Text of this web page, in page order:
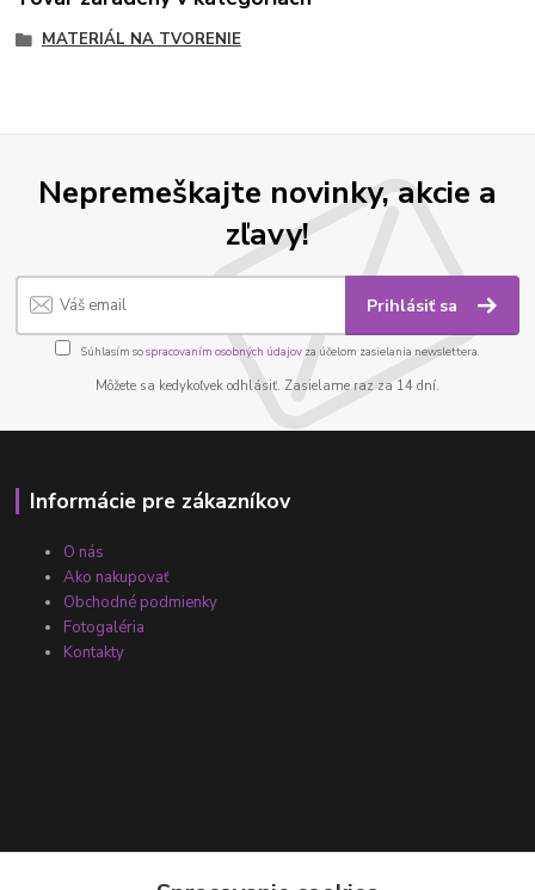
MATERIÁL NA TVORENIE
Nepremeškajte novinky, akcie a
zľavy!
Prihlásiť sa
Súhlasím sospracovaním osobných údajov za účelom zasielania newslettera.
Môžete sa kedykoľvek odhlásiť. Zasielame raz za 14 dní.
Informácie pre zákazníkov
O nás
Ako nakupovať
Obchodné podmienky
Fotogaléria
Kontakty